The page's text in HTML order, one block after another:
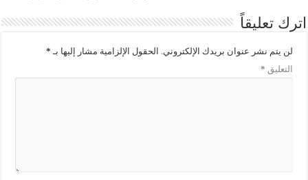
اترك تعليقاً
لن يتم نشر عنوان بريدك الإلكتروني. الحقول الإلزامية مشار إليها بـ *
التعليق *